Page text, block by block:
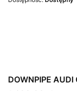
DOWNPIPE